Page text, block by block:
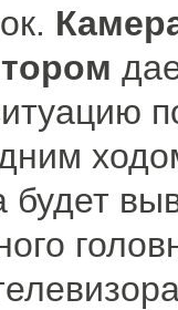
будет